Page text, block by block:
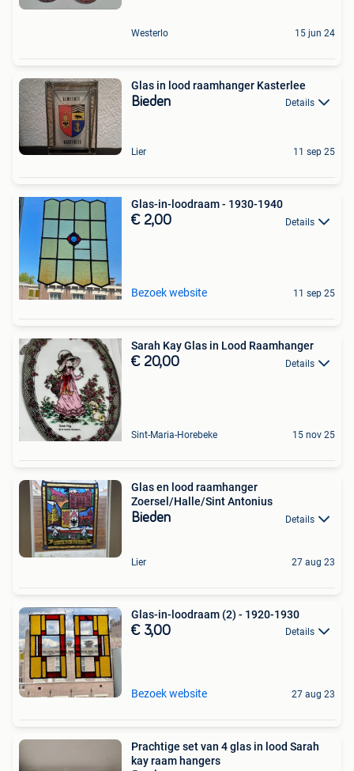
Westerlo 15 jun 24
Glas in lood raamhanger Kasterlee
Bieden Details
Lier 11 sep 25
Glas-in-loodraam - 1930-1940
€ 2,00 Details
Bezoek website 11 sep 25
Sarah Kay Glas in Lood Raamhanger
€ 20,00 Details
Sint-Maria-Horebeke 15 nov 25
Glas en lood raamhanger
Zoersel/Halle/Sint Antonius
Bieden Details
Lier 27 aug 23
Glas-in-loodraam (2) - 1920-1930
€ 3,00 Details
Bezoek website 27 aug 23
Prachtige set van 4 glas in lood Sarah
kay raam hangers